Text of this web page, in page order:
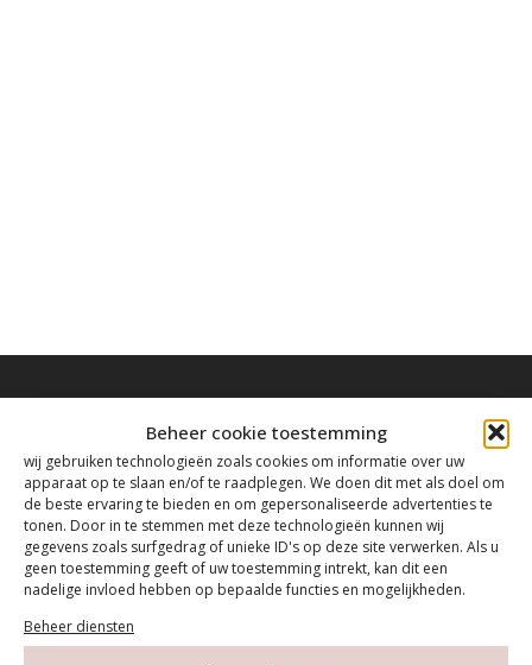
Beheer cookie toestemming
wij gebruiken technologieën zoals cookies om informatie over uw
apparaat op te slaan en/of te raadplegen. We doen dit met als doel om
de beste ervaring te bieden en om gepersonaliseerde advertenties te
tonen. Door in te stemmen met deze technologieën kunnen wij
gegevens zoals surfgedrag of unieke ID's op deze site verwerken. Als u
geen toestemming geeft of uw toestemming intrekt, kan dit een
nadelige invloed hebben op bepaalde functies en mogelijkheden.
Beheer diensten
Contact
Tanthofdreef 7 2623 EW Delft
015-2120822